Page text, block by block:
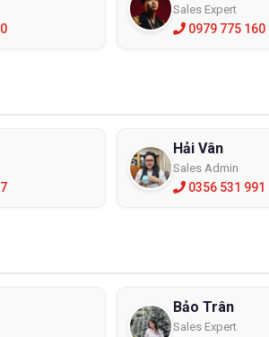
Sales Expert
0979 775 160
Hải Vân
Sales Admin
0356 531 991
Bảo Trân
Sales Expert